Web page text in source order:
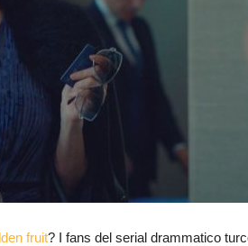
fruit? I fans del serial drammatico